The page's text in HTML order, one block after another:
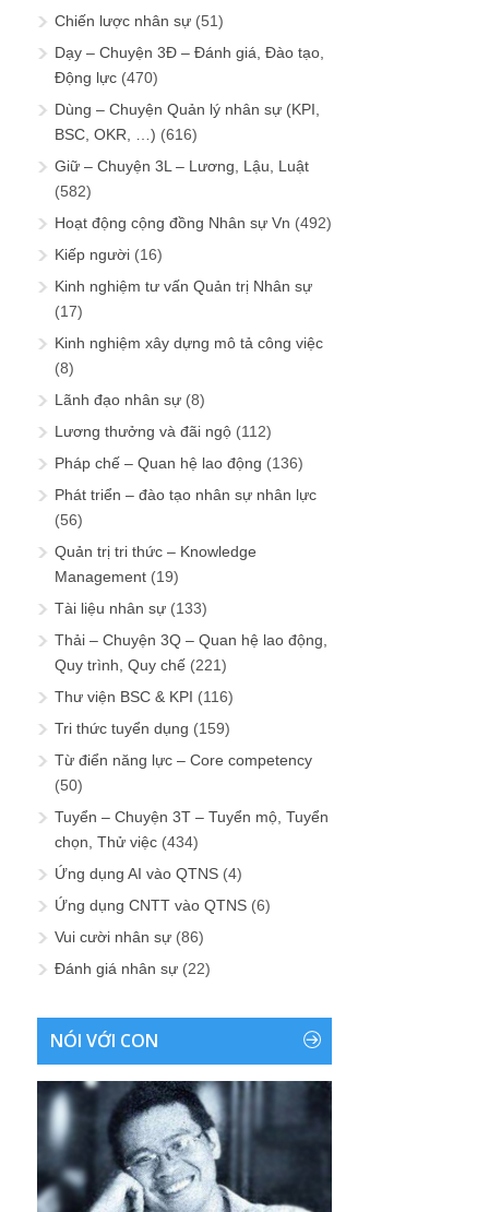
Chiến lược nhân sự (51)
Dạy – Chuyện 3Đ – Đánh giá, Đào tạo,
Động lực (470)
Dùng – Chuyện Quản lý nhân sự (KPI,
BSC, OKR, …) (616)
Giữ – Chuyện 3L – Lương, Lậu, Luật
(582)
Hoạt động cộng đồng Nhân sự Vn (492)
Kiếp người (16)
Kinh nghiệm tư vấn Quản trị Nhân sự
(17)
Kinh nghiệm xây dựng mô tả công việc
(8)
Lãnh đạo nhân sự (8)
Lương thưởng và đãi ngộ (112)
Pháp chế – Quan hệ lao động (136)
Phát triển – đào tạo nhân sự nhân lực
(56)
Quản trị tri thức – Knowledge
Management (19)
Tài liệu nhân sự (133)
Thải – Chuyện 3Q – Quan hệ lao động,
Quy trình, Quy chế (221)
Thư viện BSC & KPI (116)
Tri thức tuyển dụng (159)
Từ điển năng lực – Core competency
(50)
Tuyển – Chuyện 3T – Tuyển mộ, Tuyển
chọn, Thử việc (434)
Ứng dụng AI vào QTNS (4)
Ứng dụng CNTT vào QTNS (6)
Vui cười nhân sự (86)
Đánh giá nhân sự (22)
NÓI VỚI CON